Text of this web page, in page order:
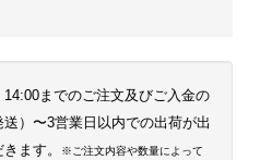
までのご注文及びご入金の
）〜3営業日以内での出荷が出
ます。
※ご注文内容や数量によって